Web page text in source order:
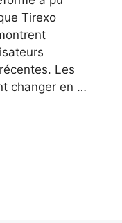
Tirexo
Les
changer en …